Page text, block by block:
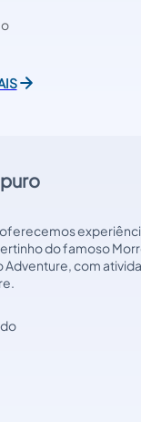
do famoso
Adventure, com